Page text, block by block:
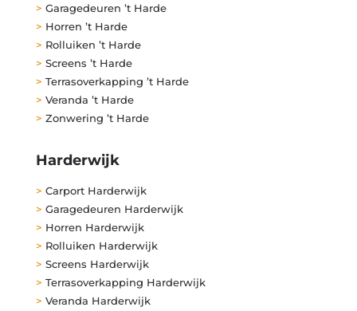
> Garagedeuren ’t Harde
> Horren ’t Harde
> Rolluiken ’t Harde
> Screens ’t Harde
> Terrasoverkapping ’t Harde
> Veranda ’t Harde
> Zonwering ’t Harde
Harderwijk
> Carport Harderwijk
> Garagedeuren Harderwijk
> Horren Harderwijk
> Rolluiken Harderwijk
> Screens Harderwijk
> Terrasoverkapping Harderwijk
> Veranda Harderwijk